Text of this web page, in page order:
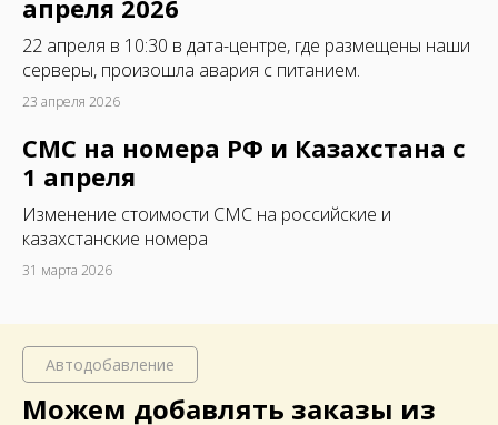
апреля 2026
22 апреля в 10:30 в дата-центре, где размещены наши
серверы, произошла авария с питанием.
23 апреля 2026
СМС на номера РФ и Казахстана с
1 апреля
Изменение стоимости СМС на российские и
казахстанские номера
31 марта 2026
Автодобавление
Можем добавлять заказы из